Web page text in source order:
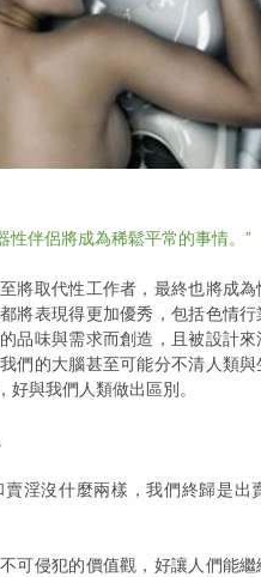
性伴侶將成為稀鬆平常的事情。”
將取代性工作者，最終也將成
將表現得更加優秀，包括色情
品味與需求而創造，且被設計
們的大腦甚至可能分不清人類
與我們人類做出區別。
淫沒什麼兩樣，我們終歸是出
可侵犯的價值觀，好讓人們能